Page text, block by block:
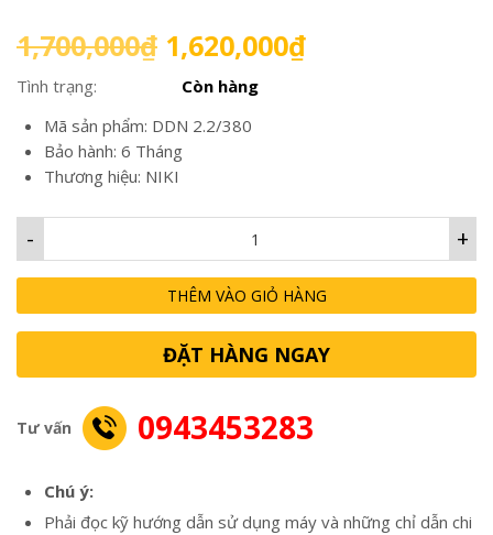
1,700,000₫ Giá
gốc
là:
1,700,000₫.
1,620,000₫Giá
Tình trạng:
Còn hàng
Mã sản phẩm: DDN 2.2/380
Bảo hành: 6 Tháng
Thương hiệu: NIKI
+
-
THÊM VÀO GIỎ HÀNG
ĐẶT HÀNG NGAY
Tư vấn 0943453283
Chú ý:
Phải đọc kỹ hướng dẫn sử dụng máy và những chỉ dẫn chi